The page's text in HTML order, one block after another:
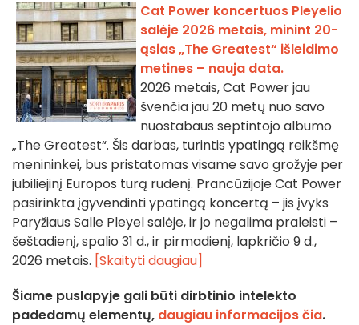
Cat Power koncertuos Pleyelio
salėje 2026 metais, minint 20-
ąsias „The Greatest“ išleidimo
metines – nauja data.
2026 metais, Cat Power jau
švenčia jau 20 metų nuo savo
nuostabaus septintojo albumo
„The Greatest“. Šis darbas, turintis ypatingą reikšmę
menininkei, bus pristatomas visame savo grožyje per
jubiliejinį Europos turą rudenį. Prancūzijoje Cat Power
pasirinkta įgyvendinti ypatingą koncertą – jis įvyks
Paryžiaus Salle Pleyel salėje, ir jo negalima praleisti –
šeštadienį, spalio 31 d., ir pirmadienį, lapkričio 9 d.,
2026 metais. [Skaityti daugiau]
Šiame puslapyje gali būti dirbtinio intelekto
padedamų elementų, daugiau informacijos čia.